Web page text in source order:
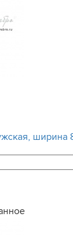
ширина